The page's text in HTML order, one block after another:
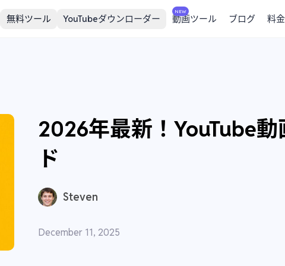
無料ツール YouTubeダウンローダー
NEW
動画ツール ブログ 料金
2026年最新！YouTube
ド
Steven
December 11, 2025